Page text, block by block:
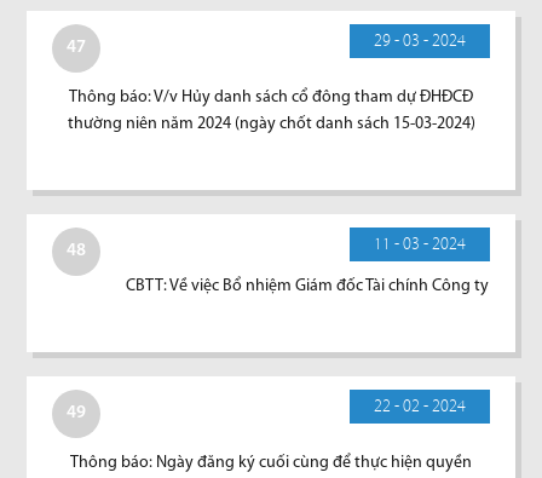
47 29 - 03 - 2024
Thông báo: V/v Hủy danh sách cổ đông tham dự ĐHĐCĐ
thường niên năm 2024 (ngày chốt danh sách 15-03-2024)
48 11 - 03 - 2024
CBTT: Về việc Bổ nhiệm Giám đốc Tài chính Công ty
49 22 - 02 - 2024
Thông báo: Ngày đăng ký cuối cùng để thực hiện quyền